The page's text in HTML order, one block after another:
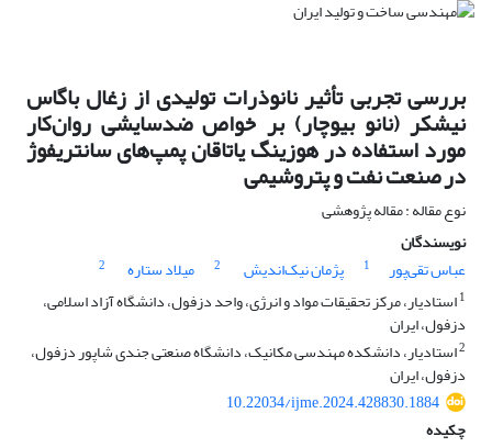
بررسی تجربی تأثیر نانوذرات تولیدی از زغال باگاس
نیشکر (نانو بیوچار) بر خواص ضدسایشی روان‌کار
مورد استفاده در هوزینگ یاتاقان پمپ‌های سانتریفوژ
در صنعت نفت و پتروشیمی
نوع مقاله : مقاله پژوهشی
نویسندگان
عباس تقی‌پور
1 پژمان نیک‌اندیش 2 میلاد ستاره
2
1استادیار، مرکز تحقیقات مواد و انرژی، واحد دزفول، دانشگاه آزاد اسلامی،
دزفول، ایران
2استادیار، دانشکده مهندسی مکانیک، دانشگاه صنعتی جندی شاپور دزفول،
دزفول، ایران
10.22034/ijme.2024.428830.1884
چکیده